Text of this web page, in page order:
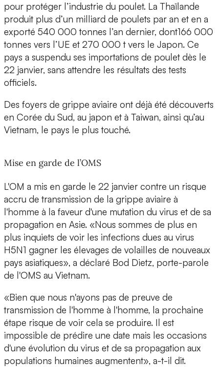
pour protéger l’industrie du poulet. La Thaïlande
produit plus d’un milliard de poulets par an et en a
exporté 540 000 tonnes l’an dernier, dont166 000
tonnes vers l’UE et 270 000 t vers le Japon. Ce
pays a suspendu ses importations de poulet dès le
22 janvier, sans attendre les résultats des tests
officiels.
Des foyers de grippe aviaire ont déjà été découverts
en Corée du Sud, au japon et à Taiwan, ainsi qu’au
Vietnam, le pays le plus touché.
Mise en garde de l’OMS
L'OM a mis en garde le 22 janvier contre un risque
accru de transmission de la grippe aviaire à
l'homme à la faveur d'une mutation du virus et de sa
propagation en Asie. «Nous sommes de plus en
plus inquiets de voir les infections dues au virus
H5N1 gagner les élevages de volailles de nouveaux
pays asiatiques», a déclaré Bod Dietz, porte-parole
de l'OMS au Vietnam.
«Bien que nous n'ayons pas de preuve de
transmission de l'homme à l'homme, la prochaine
étape risque de voir cela se produire. Il est
impossible de prédire une date mais les occasions
d'une évolution du virus et de sa propagation aux
populations humaines augmentent», a-t-il dit.